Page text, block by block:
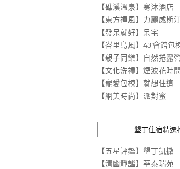
【礁溪溫泉】寒沐酒店
【東方禪風】力麗威斯
【發呆就好】呆宅
【峇里島風】43會館包
【親子同樂】自然捲露
【文化洗禮】煙波花時
【寵愛包棟】就想住這
【網美時尚】派對蜜
墾丁住宿精選
【五星評鑑】墾丁凱撒
【清幽靜謐】華泰瑞苑